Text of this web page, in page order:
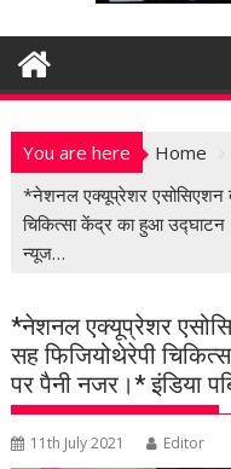
t
n
You are here
Home
*नेशनल एक्यूप्रेशर एसोसिएशन
चिकित्सा केंद्र का हुआ
न्यूज…
*नेशनल एक्यूप्रेशर
सह फिजियोथेरेपी
पर पैनी नजर।* इंडिया
11th July 2021 Editor